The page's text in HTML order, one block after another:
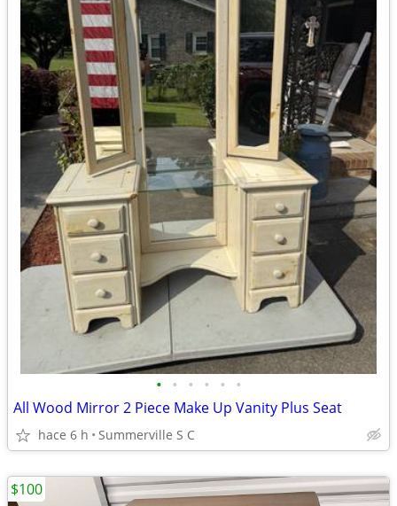
• • • • • •
All Wood Mirror 2 Piece Make Up Vanity Plus Seat
hace 6 h Summerville S C
$100